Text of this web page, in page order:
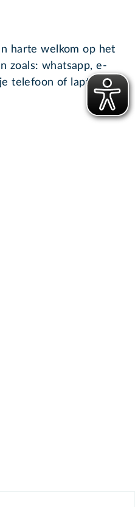
harte welkom op het
zoals: whatsapp, e-
telefoon of laptop,